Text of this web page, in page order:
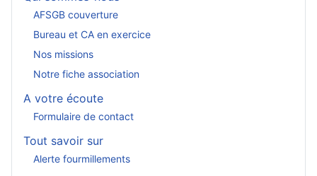
AFSGB couverture
Bureau et CA en exercice
Nos missions
Notre fiche association
A votre écoute
Formulaire de contact
Tout savoir sur
Alerte fourmillements